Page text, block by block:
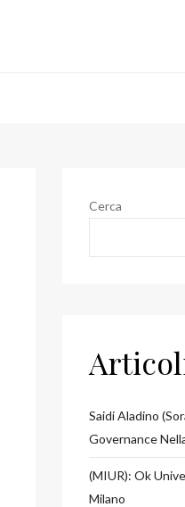
Cerca
Saidi Aladino
Governance
(MIUR): Ok
Milano